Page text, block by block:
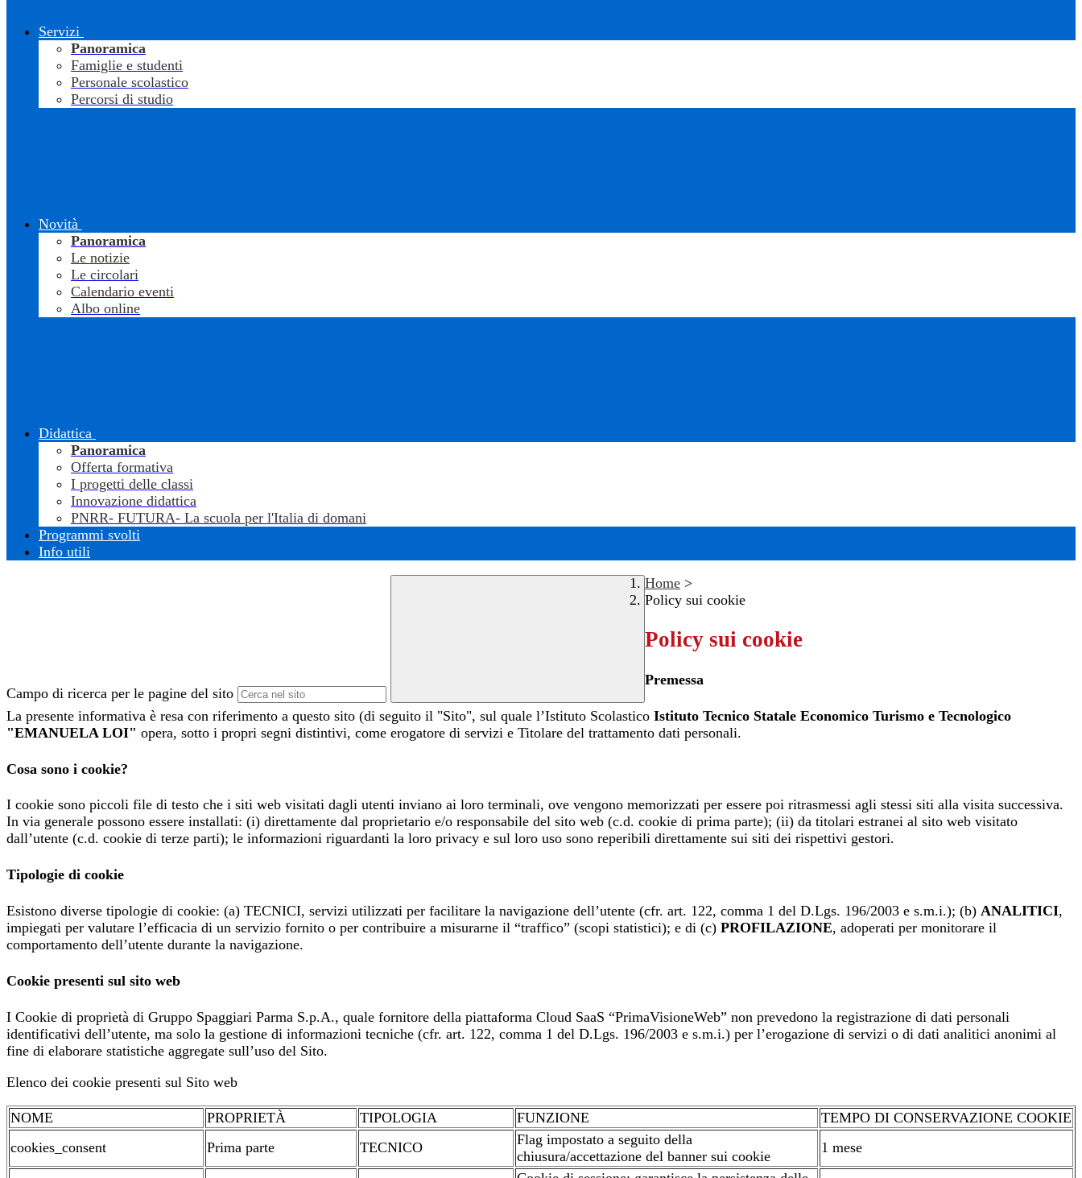
Servizi
Panoramica
Famiglie e studenti
Personale scolastico
Percorsi di studio
Novità
Panoramica
Le notizie
Le circolari
Calendario eventi
Albo online
Didattica
Panoramica
Offerta formativa
I progetti delle classi
Innovazione didattica
PNRR- FUTURA- La scuola per l'Italia di domani
Programmi svolti
Info utili
Campo di ricerca per le pagine del sito
Home >
Policy sui cookie
Policy sui cookie
Premessa
La presente informativa è resa con riferimento a questo sito (di seguito il "Sito", sul quale l’Istituto Scolastico Istituto Tecnico Statale Economico Turismo e Tecnologico
"EMANUELA LOI" opera, sotto i propri segni distintivi, come erogatore di servizi e Titolare del trattamento dati personali.
Cosa sono i cookie?
I cookie sono piccoli file di testo che i siti web visitati dagli utenti inviano ai loro terminali, ove vengono memorizzati per essere poi ritrasmessi agli stessi siti alla visita successiva.
In via generale possono essere installati: (i) direttamente dal proprietario e/o responsabile del sito web (c.d. cookie di prima parte); (ii) da titolari estranei al sito web visitato
dall’utente (c.d. cookie di terze parti); le informazioni riguardanti la loro privacy e sul loro uso sono reperibili direttamente sui siti dei rispettivi gestori.
Tipologie di cookie
Esistono diverse tipologie di cookie: (a) TECNICI, servizi utilizzati per facilitare la navigazione dell’utente (cfr. art. 122, comma 1 del D.Lgs. 196/2003 e s.m.i.); (b) ANALITICI,
impiegati per valutare l’efficacia di un servizio fornito o per contribuire a misurarne il “traffico” (scopi statistici); e di (c) PROFILAZIONE, adoperati per monitorare il
comportamento dell’utente durante la navigazione.
Cookie presenti sul sito web
I Cookie di proprietà di Gruppo Spaggiari Parma S.p.A., quale fornitore della piattaforma Cloud SaaS “PrimaVisioneWeb” non prevedono la registrazione di dati personali
identificativi dell’utente, ma solo la gestione di informazioni tecniche (cfr. art. 122, comma 1 del D.Lgs. 196/2003 e s.m.i.) per l’erogazione di servizi o di dati analitici anonimi al
fine di elaborare statistiche aggregate sull’uso del Sito.
Elenco dei cookie presenti sul Sito web
NOME PROPRIETÀ TIPOLOGIA FUNZIONE
TEMPO DI CONSERVAZIONE COOKIE
cookies_consent
Prima parte TECNICO
Flag impostato a seguito della
chiusura/accettazione del banner sui cookie
1 mese